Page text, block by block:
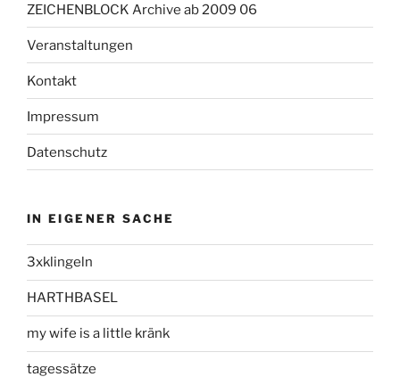
ZEICHENBLOCK Archive ab 2009 06
Veranstaltungen
Kontakt
Impressum
Datenschutz
IN EIGENER SACHE
3xklingeln
HARTHBASEL
my wife is a little kränk
tagessätze